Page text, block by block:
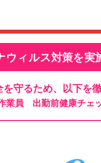
ウィルス対策を実
守るため、以下を徹
業員 出勤前健康チェ